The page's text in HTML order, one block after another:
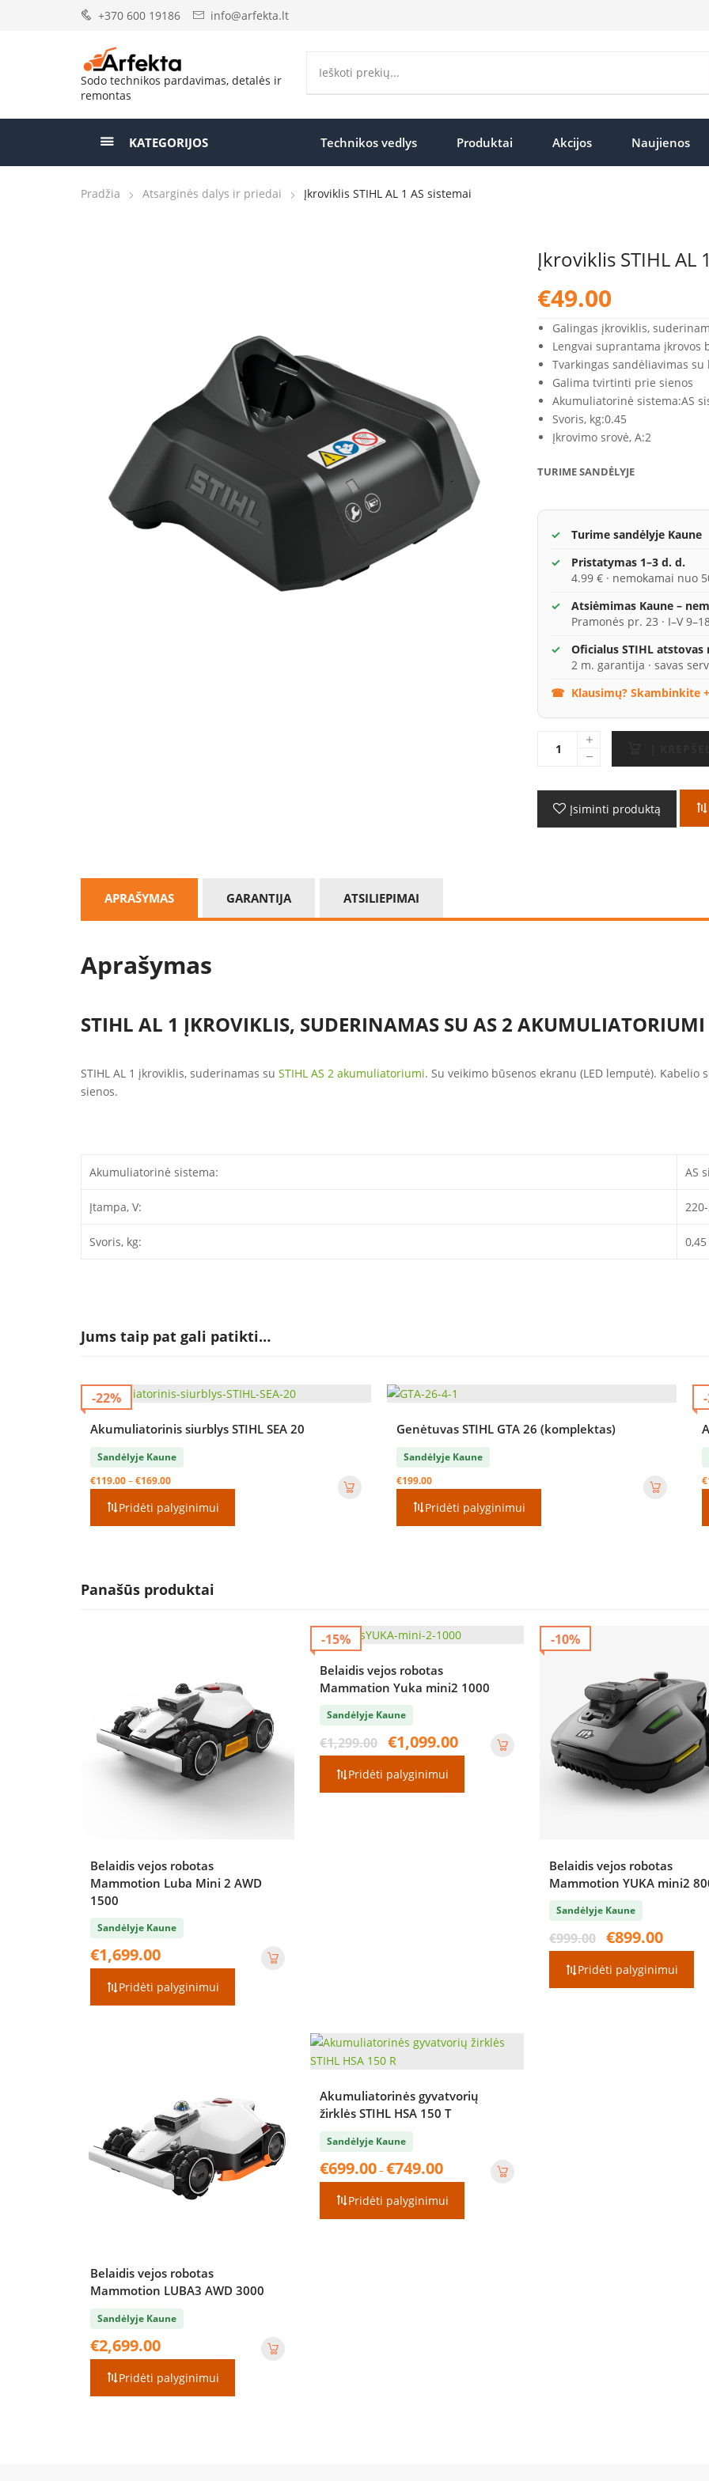
+370 600 19186 info@arfekta.lt
Sodo technikos pardavimas, detalės ir
remontas
KATEGORIJOS Technikos vedlys Produktai Akcijos Naujienos
Pradžia Atsarginės dalys ir priedai Įkroviklis STIHL AL 1 AS sistemai
Įkroviklis STIHL AL
€49.00
Galingas įkroviklis,
Lengvai suprantama įkrovos
Tvarkingas sandėliavimas
Galima tvirtinti prie sienos
Akumuliatorinė sistema:AS
Svoris, kg:0.45
Įkrovimo srovė, A:2
TURIME SANDĖLYJE
Turime sandėlyje Kaune
Pristatymas 1–3 d. d.
4.99 € · nemokamai nuo
Atsiėmimas Kaune –
Pramonės pr. 23 · I–V
Oficialus STIHL atstovas
2 m. garantija · savas
Klausimų? Skambinkite
Įsiminti produktą
APRAŠYMAS GARANTIJA ATSILIEPIMAI
Aprašymas
STIHL AL 1 ĮKROVIKLIS, SUDERINAMAS SU AS 2 AKUMULIATORIUMI
STIHL AL 1 įkroviklis, suderinamas su STIHL AS 2 akumuliatoriumi. Su veikimo būsenos ekranu (LED lemputė).
sienos.
Akumuliatorinė sistema: AS
Įtampa, V:
Svoris, kg: 0,45
Jums taip pat gali patikti…
-22%
Akumuliatorinis siurblys STIHL SEA 20
Sandėlyje Kaune
€119.00–€169.00Price
€119.00
through
Pridėti palyginimui
Genėtuvas STIHL GTA 26 (komplektas)
Sandėlyje Kaune
€199.00
Pridėti palyginimui
€
Panašūs produktai
Belaidis vejos robotas
Mammotion Luba Mini 2 AWD
1500
Sandėlyje Kaune
€1,699.00
Pridėti palyginimui
-15%
Belaidis vejos robotas
Mammation Yuka mini2 1000
Sandėlyje Kaune
€1,299.00
Original
price
was:
€1,299.00.
€1,099.00
Pridėti palyginimui
-10%
Belaidis vejos robotas
Mammotion YUKA mini2
Sandėlyje Kaune
€999.00
Original
price
was:
€999.00.
€899.00
€899.00.
Pridėti palyginimui
Belaidis vejos robotas
Mammotion LUBA3 AWD 3000
Sandėlyje Kaune
€2,699.00
Pridėti palyginimui
Akumuliatorinės gyvatvorių
žirklės STIHL HSA 150 T
Sandėlyje Kaune
€699.00–€749.00
€699.00
through
Pridėti palyginimui